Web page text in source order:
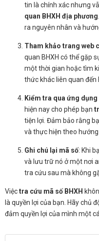
tin là chính xác nhưng
quan BHXH địa phương
ra nguyên nhân và
Tham khảo trang web
quan BHXH có thể gặp
một thời gian hoặc tìm
thức khác liên quan đến
Kiểm tra qua ứng
hiện nay cho phép bạn
tiện lợi. Đảm bảo rằng
và thực hiện theo hướng
Ghi chú lại mã số: Khi
và lưu trữ nó ở một nơi
tra cứu sau mà không
Việctra cứu mã số BHXH
là quyền lợi của bạn. Hãy chủ
đảm quyền lợi của mình một